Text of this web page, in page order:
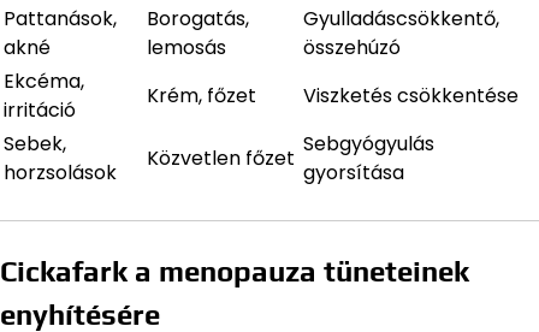
Pattanások,
akné
Borogatás,
lemosás
Gyulladáscsökkentő,
összehúzó
Ekcéma,
irritáció
Krém, főzet
Viszketés csökkentése
Sebek,
horzsolások
Közvetlen főzet
Sebgyógyulás
gyorsítása
Cickafark a menopauza tüneteinek
enyhítésére